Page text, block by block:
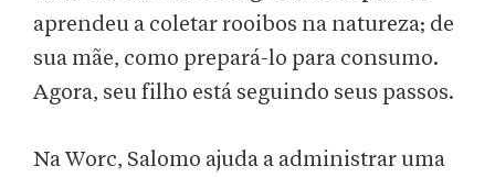
aprendeu a coletar rooibos na natureza; de
sua mãe, como prepará-lo para consumo.
Agora, seu filho está seguindo seus passos.
Na Worc, Salomo ajuda a administrar uma